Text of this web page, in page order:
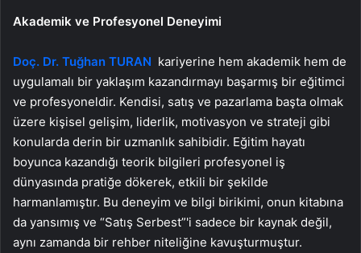
Akademik ve Profesyonel Deneyimi
Doç. Dr. Tuğhan TURAN kariyerine hem akademik hem de
uygulamalı bir yaklaşım kazandırmayı başarmış bir eğitimci
ve profesyoneldir. Kendisi, satış ve pazarlama başta olmak
üzere kişisel gelişim, liderlik, motivasyon ve strateji gibi
konularda derin bir uzmanlık sahibidir. Eğitim hayatı
boyunca kazandığı teorik bilgileri profesyonel iş
dünyasında pratiğe dökerek, etkili bir şekilde
harmanlamıştır. Bu deneyim ve bilgi birikimi, onun kitabına
da yansımış ve “Satış Serbest”'i sadece bir kaynak değil,
aynı zamanda bir rehber niteliğine kavuşturmuştur.